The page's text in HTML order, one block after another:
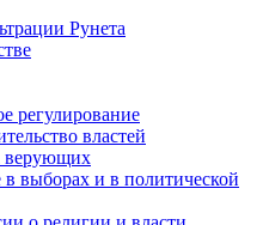
Рунета
регулирование
властей
верующих
в выборах и в политической